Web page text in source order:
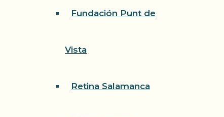
Fundación Punt de
Vista
Retina Salamanca